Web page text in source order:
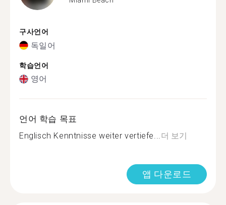
구사언어
독일어
학습언어
영어
언어 학습 목표
Englisch Kenntnisse weiter vertiefe...더 보기
앱 다운로드